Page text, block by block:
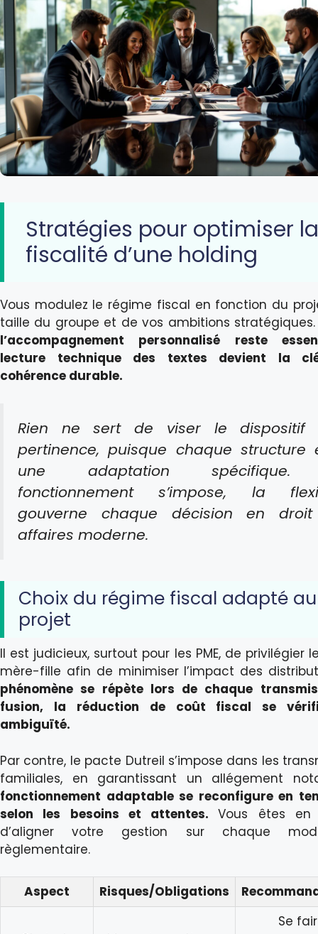
Stratégies pour optimiser la
fiscalité d’une holding
Vous modulez le régime fiscal en fonction du
taille du groupe et de vos ambitions
l’accompagnement personnalisé reste
lecture technique des textes devient la
cohérence durable.
Rien ne sert de viser le dispositif
pertinence, puisque chaque structure
une adaptation
fonctionnement s’impose, la
gouverne chaque décision en
affaires moderne.
Choix du régime fiscal adapté au
projet
Il est judicieux, surtout pour les PME, de privilégier
mère-fille afin de minimiser l’impact des
phénomène se répète lors de chaque
fusion, la réduction de coût fiscal se
ambiguïté.
Par contre, le pacte Dutreil s’impose dans les
familiales, en garantissant un allégement
fonctionnement adaptable se reconfigure en
selon les besoins et attentes.Vous êtes en
d’aligner votre gestion sur chaque
règlementaire.
Aspect Risques/Obligations
Se